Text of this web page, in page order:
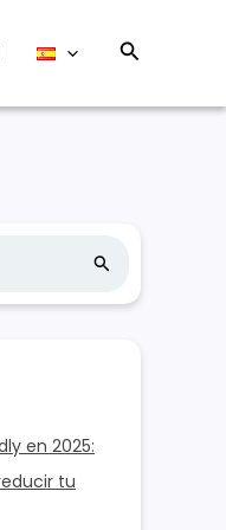
Buscar
en 2025:
tu